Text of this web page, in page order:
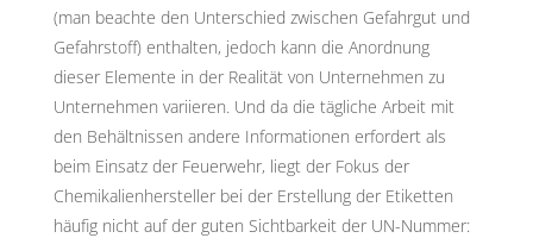
(man beachte den Unterschied zwischen Gefahrgut und
Gefahrstoff) enthalten, jedoch kann die Anordnung
dieser Elemente in der Realität von Unternehmen zu
Unternehmen variieren. Und da die tägliche Arbeit mit
den Behältnissen andere Informationen erfordert als
beim Einsatz der Feuerwehr, liegt der Fokus der
Chemikalienhersteller bei der Erstellung der Etiketten
häufig nicht auf der guten Sichtbarkeit der UN-Nummer: